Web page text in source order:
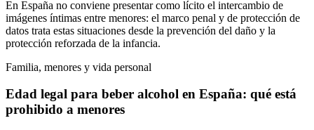
En España no conviene presentar como lícito el intercambio de
imágenes íntimas entre menores: el marco penal y de protección de
datos trata estas situaciones desde la prevención del daño y la
protección reforzada de la infancia.
Familia, menores y vida personal
Edad legal para beber alcohol en España: qué está
prohibido a menores